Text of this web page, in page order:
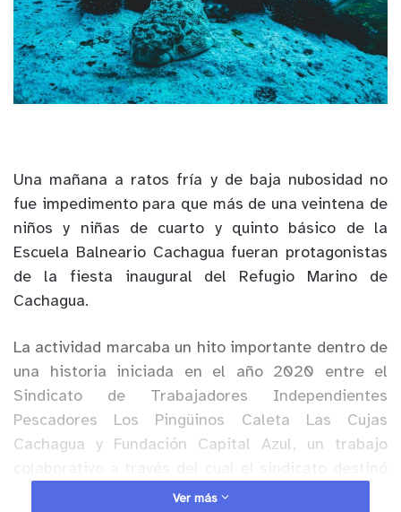
Una mañana a ratos fría y de baja nubosidad no
fue impedimento para que más de una veintena de
niños y niñas de cuarto y quinto básico de la
Escuela Balneario Cachagua fueran protagonistas
de la fiesta inaugural del Refugio Marino de
Cachagua.
La actividad marcaba un hito importante dentro de
una historia iniciada en el año 2020 entre el
Sindicato de Trabajadores Independientes
Pescadores Los Pingüinos Caleta Las Cujas
Cachagua y Fundación Capital Azul, un trabajo
10 hectáreas de su Área de Manejo y Explotación
Ver más